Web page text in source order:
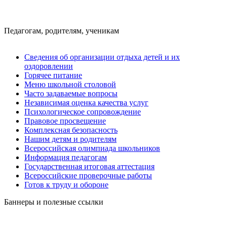
Педагогам, родителям, ученикам
Сведения об организации отдыха детей и их
оздоровлении
Горячее питание
Меню школьной столовой
Часто задаваемые вопросы
Независимая оценка качества услуг
Психологическое сопровождение
Правовое просвещение
Комплексная безопасность
Нашим детям и родителям
Всероссийская олимпиада школьников
Информация педагогам
Государственная итоговая аттестация
Всероссийские проверочные работы
Готов к труду и обороне
Баннеры и полезные ссылки